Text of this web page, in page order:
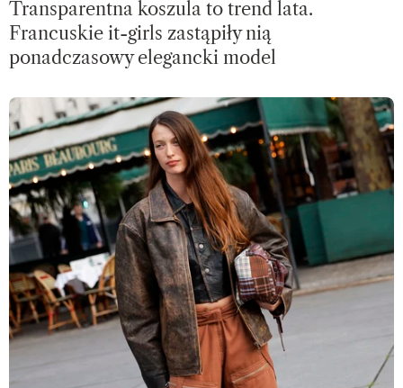
Transparentna koszula to trend lata.
Francuskie it-girls zastąpiły nią
ponadczasowy elegancki model